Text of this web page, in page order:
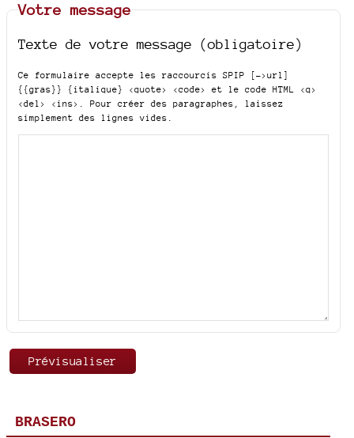
Votre message
Texte de votre message (obligatoire)
Ce formulaire accepte les raccourcis SPIP
[->url]
{{gras}} {italique} <quote> <code>
et le code HTML <q>
<del> <ins>
. Pour créer des paragraphes, laissez
simplement des lignes vides.
BRASERO